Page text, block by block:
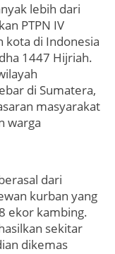
lebih dari
PTPN IV
kota di Indonesia
1447 Hijriah.
di Sumatera,
masyarakat
warga
dari
kurban yang
ekor kambing.
sekitar
dikemas